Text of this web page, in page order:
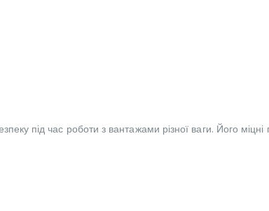
під час роботи з вантажами різної ваги. Його